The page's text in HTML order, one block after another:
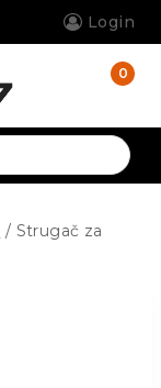
Login
0
/ Strugač za